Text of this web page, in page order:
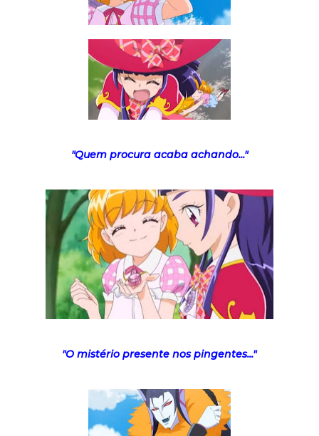
"Quem procura acaba achando..."
"O mistério presente nos pingentes..."